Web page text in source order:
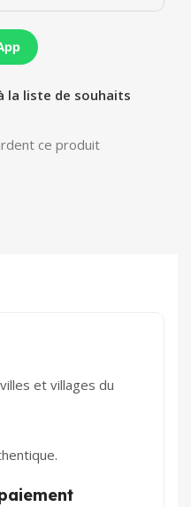
la liste de souhaits
ce produit
et villages du